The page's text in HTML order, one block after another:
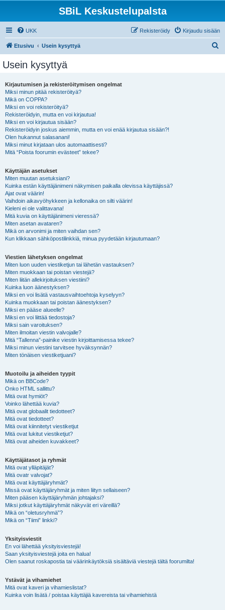
SBiL Keskustelupalsta
UKK Kirjaudu sisään
Rekisteröidy
Etusivu Usein kysyttyä
Usein kysyttyä
Kirjautumisen ja rekisteröitymisen ongelmat
Miksi minun pitää rekisteröityä?
Mikä on COPPA?
Miksi en voi rekisteröityä?
Rekisteröidyin, mutta en voi kirjautua!
Miksi en voi kirjautua sisään?
Rekisteröidyin joskus aiemmin, mutta en voi enää kirjautua sisään?!
Olen hukannut salasanani!
Miksi minut kirjataan ulos automaattisesti?
Mitä “Poista foorumin evästeet” tekee?
Käyttäjän asetukset
Miten muutan asetuksiani?
Kuinka estän käyttäjänimeni näkymisen paikalla olevissa käyttäjissä?
Ajat ovat väärin!
Vaihdoin aikavyöhykkeen ja kellonaika on silti väärin!
Kieleni ei ole valittavana!
Mitä kuvia on käyttäjänimeni vieressä?
Miten asetan avataren?
Mikä on arvonimi ja miten vaihdan sen?
Kun klikkaan sähköpostilinkkiä, minua pyydetään kirjautumaan?
Viestien lähetyksen ongelmat
Miten luon uuden viestiketjun tai lähetän vastauksen?
Miten muokkaan tai poistan viestejä?
Miten liitän allekirjoituksen viestiini?
Kuinka luon äänestyksen?
Miksi en voi lisätä vastausvaihtoehtoja kyselyyn?
Kuinka muokkaan tai poistan äänestyksen?
Miksi en pääse alueelle?
Miksi en voi liittää tiedostoja?
Miksi sain varoituksen?
Miten ilmoitan viestin valvojalle?
Mitä “Tallenna”-painike viestin kirjoittamisessa tekee?
Miksi minun viestini tarvitsee hyväksynnän?
Miten tönäisen viestiketjuani?
Muotoilu ja aiheiden tyypit
Mikä on BBCode?
Onko HTML sallittu?
Mitä ovat hymiöt?
Voinko lähettää kuvia?
Mitä ovat globaalit tiedotteet?
Mitä ovat tiedotteet?
Mitä ovat kiinnitetyt viestiketjut
Mitä ovat lukitut viestiketjut?
Mitä ovat aiheiden kuvakkeet?
Käyttäjätasot ja ryhmät
Mitä ovat ylläpitäjät?
Mitä ovatr valvojat?
Mitä ovat käyttäjäryhmät?
Missä ovat käyttäjäryhmät ja miten liityn sellaiseen?
Miten pääsen käyttäjäryhmän johtajaksi?
Miksi jotkut käyttäjäryhmät näkyvät eri väreillä?
Mikä on “oletusryhmä”?
Mikä on “Tiimi” linkki?
Yksityisviestit
En voi lähettää yksityisviestejä!
Saan yksityisviestejä joita en halua!
Olen saanut roskapostia tai väärinkäytöksiä sisältäviä viestejä tältä foorumilta!
Ystävät ja vihamiehet
Mitä ovat kaveri ja vihamieslistat?
Kuinka voin lisätä / poistaa käyttäjiä kavereista tai vihamiehistä